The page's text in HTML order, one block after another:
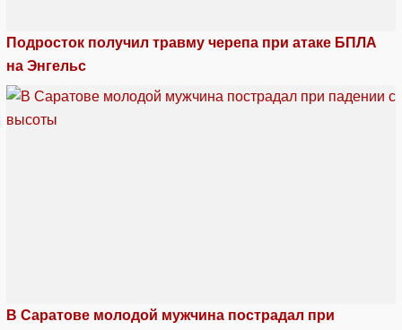
Подросток получил травму черепа при атаке БПЛА
на Энгельс
В Саратове молодой мужчина пострадал при